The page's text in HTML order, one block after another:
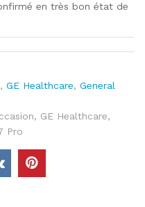
en très bon état de
, GE Healthcare, General
, GE Healthcare,
Pro